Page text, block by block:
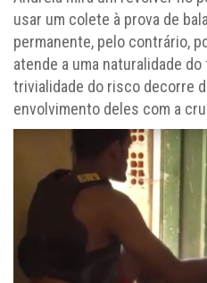
usar um colete à prova de
permanente, pelo contrário,
atende a uma naturalidade
trivialidade do risco decorre
envolvimento deles com a